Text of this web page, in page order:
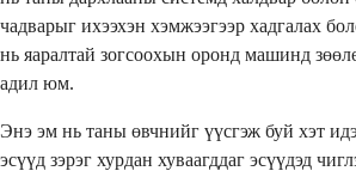
чадварыг ихээхэн хэмжээгээр хадгалах
нь яаралтай зогсоохын оронд машинд
адил юм.
Энэ эм нь таны өвчнийг үүсгэж буй хэт
эсүүд зэрэг хурдан хуваагддаг эсүүдэд